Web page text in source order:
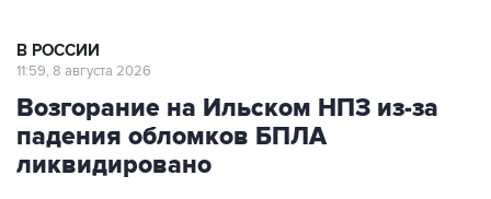
В РОССИИ
11:59, 8 августа 2026
Возгорание на Ильском НПЗ из-за
падения обломков БПЛА
ликвидировано